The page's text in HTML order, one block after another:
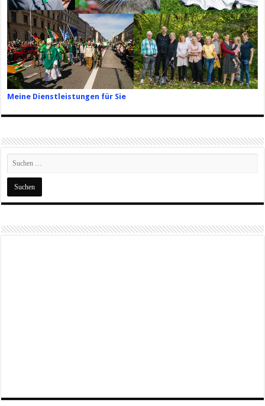
Meine Dienstleistungen für Sie